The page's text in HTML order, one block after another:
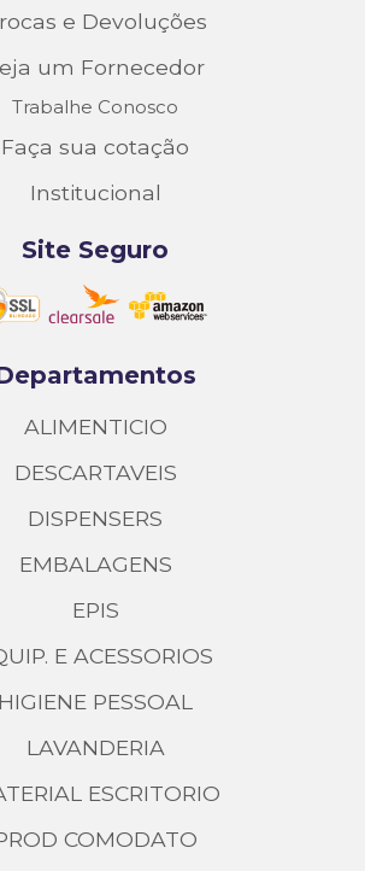
e Devoluções
um Fornecedor
Trabalhe Conosco
Faça sua cotação
Institucional
Site Seguro
ALIMENTICIO
DESCARTAVEIS
DISPENSERS
EMBALAGENS
EPIS
E ACESSORIOS
HIGIENE PESSOAL
LAVANDERIA
ESCRITORIO
COMODATO